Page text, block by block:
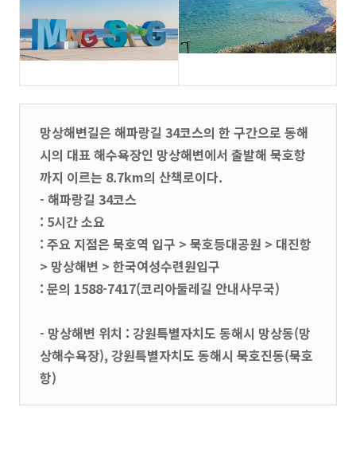
망상해변길은 해파랑길 34코스의 한 구간으로 동해
시의 대표 해수욕장인 망상해변에서 출발해 묵호항
까지 이르는 8.7km의 산책로이다.
- 해파랑길 34코스
: 5시간 소요
: 주요 지점은 묵호역 입구 > 묵호등대공원 > 대진항
> 망상해변 > 한국여성수련원입구
: 문의 1588-7417(코리아둘레길 안내사무국)
- 망상해변 위치 : 강원특별자치도 동해시 망상동(망
상해수욕장), 강원특별자치도 동해시 묵호진동(묵호
항)